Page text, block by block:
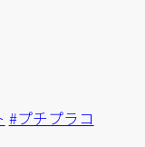
#プチプラコ